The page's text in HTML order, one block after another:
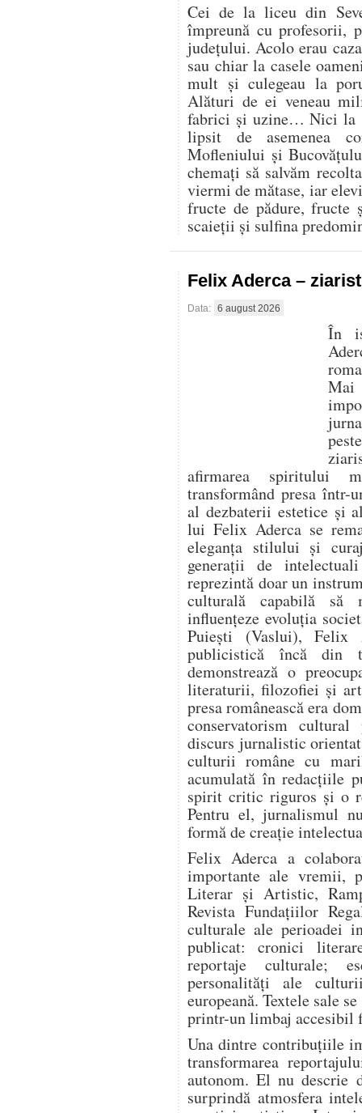
Cei de la liceu din
împreună cu profesorii,
județului. Acolo erau
sau chiar la casele
mult și culegeau la
Alături de ei veneau
fabrici și uzine… Nici la
lipsit de asemenea
Mofleniului și
chemați să salvăm
viermi de mătase, iar
fructe de pădure, fructe
scaieții și sulfina
Felix Aderca –
Data: 6 august 2026
În
Mai
afirmarea spiritului
transformând presa
al dezbaterii estetice și
lui Felix Aderca se
eleganța stilului și
generații de
reprezintă doar un
culturală capabilă să
influențeze evoluția
Puiești (Vaslui), Felix
publicistică încă din
demonstrează o
literaturii, filozofiei și
presa românească era
conservatorism
discurs jurnalistic
culturii române cu
acumulată în redacțiile
spirit critic riguros și o
Pentru el, jurnalismul
formă de creație
Felix Aderca a
importante ale vremii,
Literar și Artistic,
Revista Fundațiilor
culturale ale perioadei
publicat: cronici
reportaje culturale;
personalități ale
europeană. Textele sale
printr-un limbaj accesibil
Una dintre contribuțiile
transformarea
autonom. El nu descrie
surprindă atmosfera